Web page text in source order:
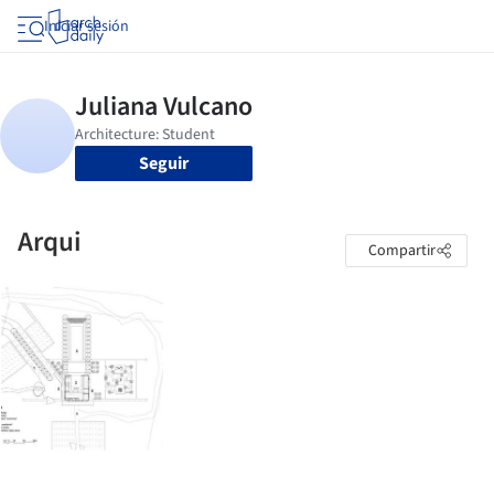
Iniciar sesión
Seguir
Arqui Compartir